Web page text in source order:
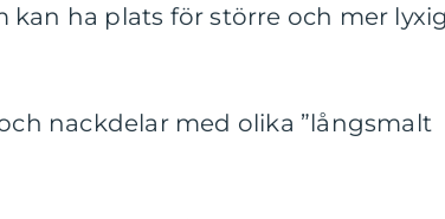
ha plats för större och mer
nackdelar med olika ”långsmalt